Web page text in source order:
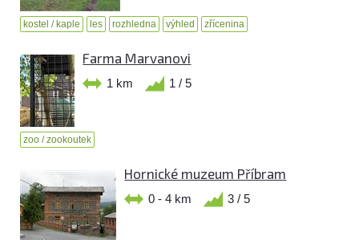
kostel / kaple les rozhledna výhled zřícenina
Farma Marvanovi
1 km 1 / 5
zoo / zookoutek
Hornické muzeum Příbram
0 - 4 km 3 / 5